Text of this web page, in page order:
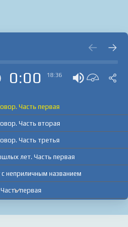
0:00 18:36
Часть первая
Часть вторая
Часть третья
лет. Часть первая
неприличным названием
первая